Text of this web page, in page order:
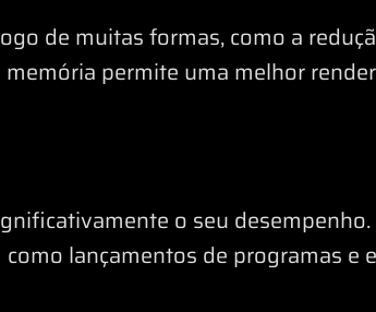
de muitas formas, como a
permite uma melhor
o seu
lançamentos de programas e